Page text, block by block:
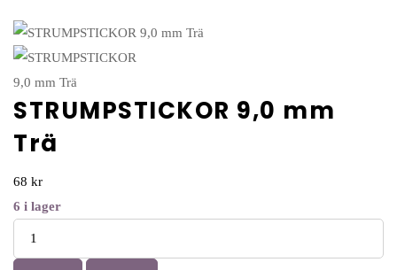
STRUMPSTICKOR 9,0 mm
Trä
68 kr
6 i lager